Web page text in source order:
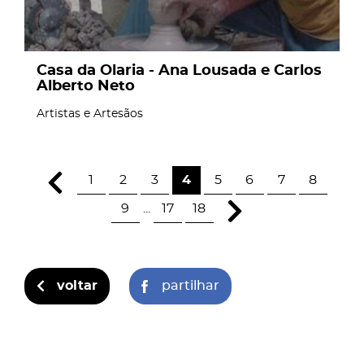
Casa da Olaria - Ana Lousada e Carlos
Alberto Neto
Artistas e Artesãos
1 2 3 4 5 6 7 8
9 17 18
voltar partilhar